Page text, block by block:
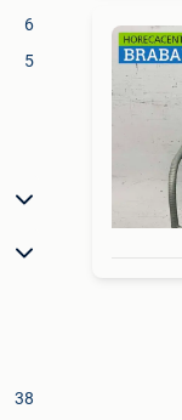
6
5
38